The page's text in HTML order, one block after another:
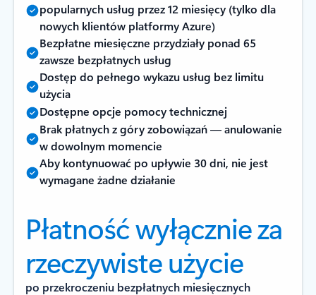
popularnych usług przez 12 miesięcy (tylko dla
nowych klientów platformy Azure)
Bezpłatne miesięczne przydziały ponad 65
zawsze bezpłatnych usług
Dostęp do pełnego wykazu usług bez limitu
użycia
Dostępne opcje pomocy technicznej
Brak płatnych z góry zobowiązań — anulowanie
w dowolnym momencie
Aby kontynuować po upływie 30 dni, nie jest
wymagane żadne działanie
Płatność wyłącznie za
rzeczywiste użycie
po przekroczeniu bezpłatnych miesięcznych